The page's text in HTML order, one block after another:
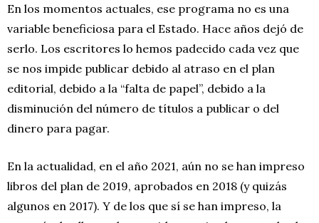
En los momentos actuales, ese programa no es una
variable beneficiosa para el Estado. Hace años dejó de
serlo. Los escritores lo hemos padecido cada vez que
se nos impide publicar debido al atraso en el plan
editorial, debido a la “falta de papel”, debido a la
disminución del número de títulos a publicar o del
dinero para pagar.
En la actualidad, en el año 2021, aún no se han impreso
libros del plan de 2019, aprobados en 2018 (y quizás
algunos en 2017). Y de los que sí se han impreso, la